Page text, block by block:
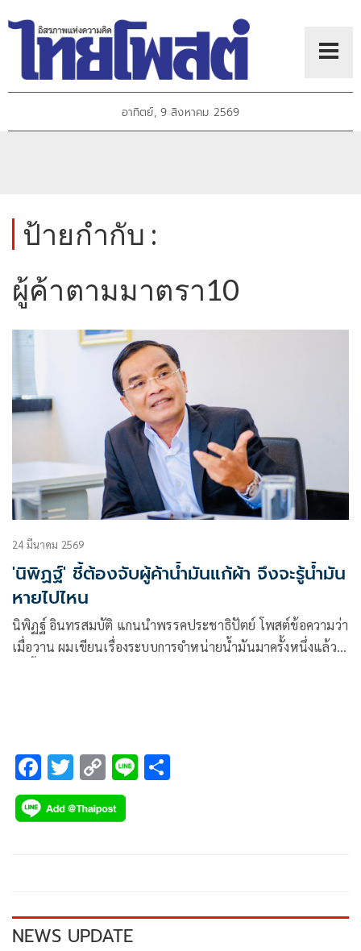
อาทิตย์, 9 สิงหาคม 2569
ป้ายกำกับ :
ผู้ค้าตามมาตรา10
24 มีนาคม 2569
'นิพิฏฐ์' ชี้ต้องจับผู้ค้าน้ำมันแก้ผ้า จึงจะรู้น้ำมัน
หายไปไหน
นิพิฏฐ์ อินทรสมบัติ แกนนำพรรคประชาธิปัตย์ โพสต์ข้อความว่า
เมื่อวาน ผมเขียนเรื่องระบบการจำหน่ายน้ำมันมาครั้งหนึ่งแล้ว
F
ac
e
k
T
wi
tt
C
o
p
k
Li
NEWS UPDATE